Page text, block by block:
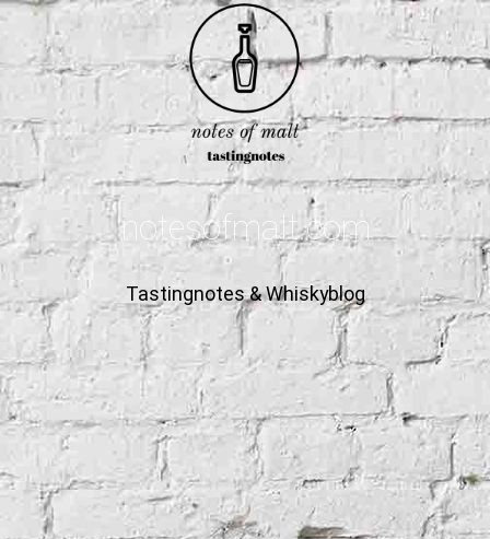
notesofmalt.com
Tastingnotes & Whiskyblog